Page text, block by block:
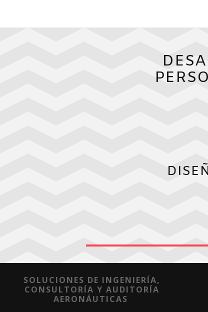
SOLUCIONES DE INGENIERÍA,
CONSULTORÍA Y AUDITORÍA
AERONÁUTICAS